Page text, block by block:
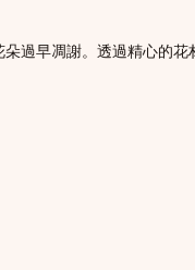
過早凋謝。透過精心的